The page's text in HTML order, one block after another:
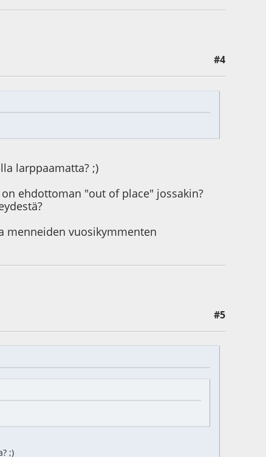
#4
larppaamatta? ;)
ehdottoman "out of place" jossakin?
menneiden vuosikymmenten
#5
;)